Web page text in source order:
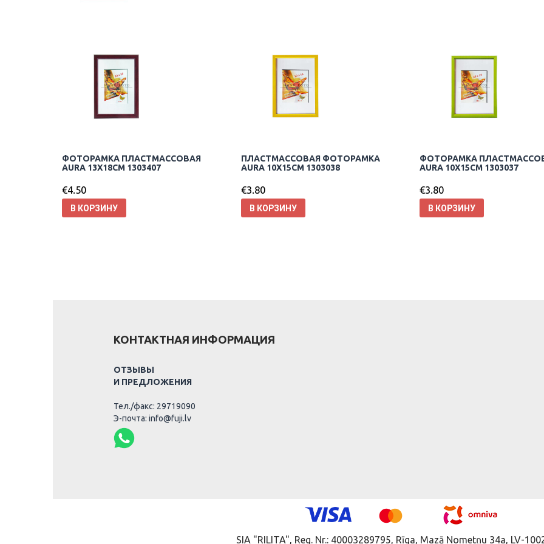
ФОТОРАМКА ПЛАСТМАССОВАЯ
AURA 13X18CM 1303407
€4.50
В КОРЗИНУ
ПЛАСТМАССОВАЯ ФОТОРАМКА
AURA 10X15CM 1303038
€3.80
В КОРЗИНУ
ФОТОРАМКА
AURA 10X15CM 1303037
€3.80
В КОРЗИНУ
КОНТАКТНАЯ ИНФОРМАЦИЯ
ОТЗЫВЫ
И ПРЕДЛОЖЕНИЯ
Тел./факс: 29719090
Э-почта: info@fuji.lv
SIA "RILITA", Reg. Nr.: 40003289795, Rīga, Mazā Nometņu 34a, LV-